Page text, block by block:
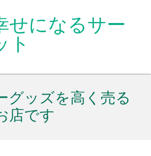
せになるサー
ト
グッズを高く売る
店です